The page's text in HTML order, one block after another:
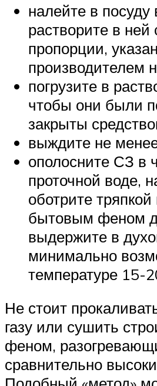
налейте в посуду
растворите в ней
пропорции,
производителем
погрузите в
чтобы они были
закрыты
выждите не
ополосните СЗ в
проточной воде,
оботрите
бытовым феном
выдержите в
минимально
температуре 15-
Не стоит
газу или сушить
феном,
сравнительно